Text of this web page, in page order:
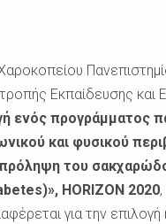
Εκπαίδευσης και
ενός προγράμματος
και φυσικού
του
HORIZON 2020,
για την